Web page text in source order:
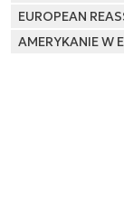
EUROPEAN
AMERYKANIE W